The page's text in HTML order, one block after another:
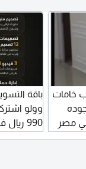
وولو
990
تصميم
خامات
مصر